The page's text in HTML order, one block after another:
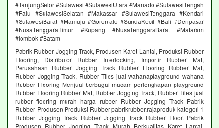
#TanjungSelor #Sulawesi #SulawesiUtara #Manado #SulawesiTengah
#Palu #SulawesiSelatan #Makassar #SulawesiTenggara #Kendari
#SulawesiBarat #Mamuju #Gorontalo #SundaKecil #Bali #Denpasar
#NusaTenggaraTimur #Kupang #NusaTenggaraBarat #Mataram
#lombok #Batam
Pabrik Rubber Jogging Track, Produsen Karet Lantai, Produksi Rubber
Flooring, Distributor Rubber Interlocking, Importir Rubber Mat,
Perusahaan Rubber Jogging Track Rubber Flooring Rubber Mat,
Rubber Jogging Track, Rubber Tiles jual wahanaplayground wahana
Rubber Flooring Menjual berbagai macam perlengkapan playground
Rubber Flooring Rubber Mat, Rubber Jogging Track, Rubber Tiles jual
rubber flooring murah harga rubber Rubber Jogging Track Pabrik
Rubber Produsen Produksi Rubber pabrikrubber.rajaproduk kategori 1
Rubber Jogging Track Rubber Jogging Track Rubber Floor. Pabrik
Produsen Rubber Jogging Track Murah Berkualitas Karet Lantai.